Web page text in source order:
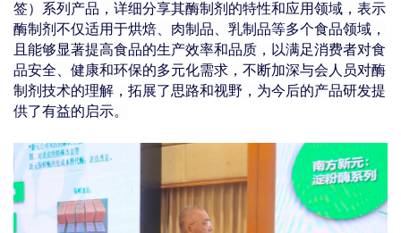
签）系列产品，详细分享其酶制剂的特性和应用领域，表示
酶制剂不仅适用于烘焙、肉制品、乳制品等多个食品领域，
且能够显著提高食品的生产效率和品质，以满足消费者对食
品安全、健康和环保的多元化需求，不断加深与会人员对酶
制剂技术的理解，拓展了思路和视野，为今后的产品研发提
供了有益的启示。